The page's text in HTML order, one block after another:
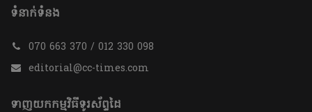
ទំនាក់ទំនង
070 663 370 / 012 330 098
editorial@cc-times.com
ទាញយកកម្មវិធីទូរស័ព្ទដៃ